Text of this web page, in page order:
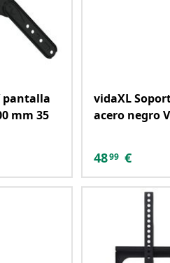
pantalla
mm 35
vidaXL
acero negro
4899 €